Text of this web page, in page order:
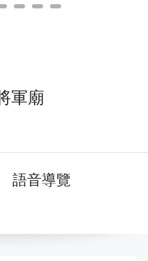
軍廟
語音導覽